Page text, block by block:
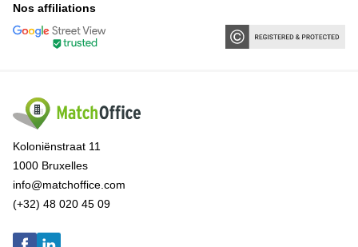
Nos affiliations
Koloniënstraat 11
1000 Bruxelles
info@matchoffice.com
(+32) 48 020 45 09